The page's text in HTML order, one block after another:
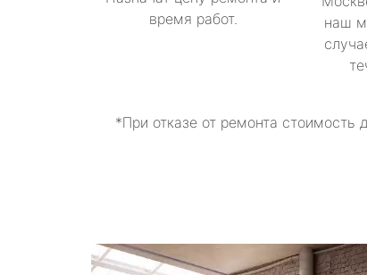
время работ.
наш
*При отказе от ремонта стоимость